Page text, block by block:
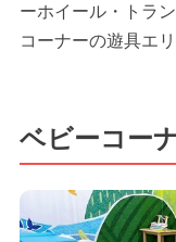
ーホイール・トラ
コーナーの遊具エ
ベビーコー